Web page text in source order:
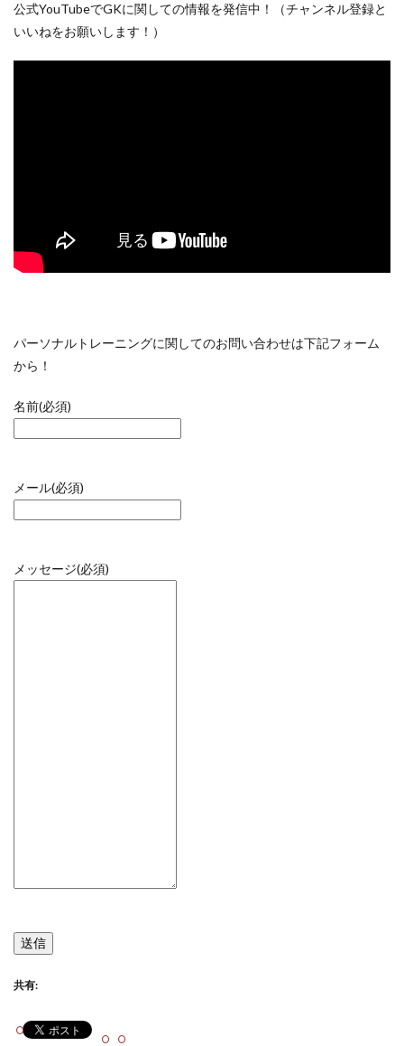
公式YouTubeでGKに関しての情報を発信中！（チャンネル登録と
いいねをお願いします！）
パーソナルトレーニングに関してのお問い合わせは下記フォーム
から！
名前(必須)
メール(必須)
メッセージ(必須)
送信
共有: